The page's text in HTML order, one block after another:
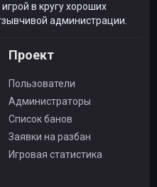
в кругу хороших
администрации.
Проект
Пользователи
Администраторы
Список банов
Заявки на разбан
Игровая статистика